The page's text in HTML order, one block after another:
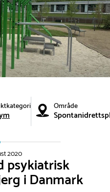
Område
2020
psykiatrisk
i Danmark